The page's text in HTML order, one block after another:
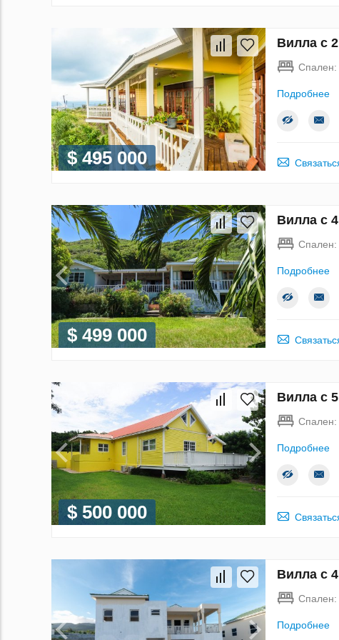
$ 495 000
Вилла с
Спален:
Подробнее
$ 499 000
Вилла с
Спален:
Подробнее
$ 500 000
Вилла с
Спален:
Подробнее
Вилла с
Спален:
Подробнее